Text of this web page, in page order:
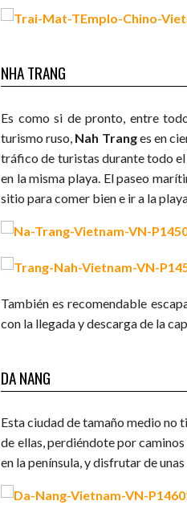
NHA TRANG
Es como si de pronto, entre
turismo ruso, Nah Tranges en
tráfico de turistas durante todo el
en la misma playa. El paseo
sitio para comer bien e ir a la
También es recomendable
con la llegada y descarga de la
DA NANG
Esta ciudad de tamaño medio no
de ellas, perdiéndote por
en la península, y disfrutar de